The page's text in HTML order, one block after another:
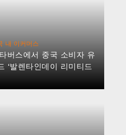
내 이커머스
버스에서 중국 소비자 유
‘발렌타인데이 리미티드